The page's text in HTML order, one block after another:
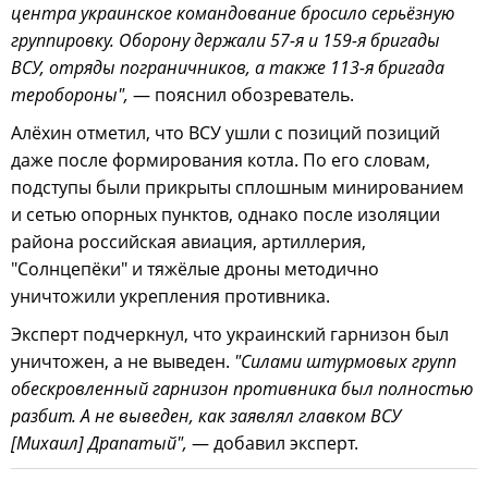
центра украинское командование бросило серьёзную
группировку. Оборону держали 57-я и 159-я бригады
ВСУ, отряды пограничников, а также 113-я бригада
теробороны", — пояснил обозреватель.
Алёхин отметил, что ВСУ ушли с позиций позиций
даже после формирования котла. По его словам,
подступы были прикрыты сплошным минированием
и сетью опорных пунктов, однако после изоляции
района российская авиация, артиллерия,
"Солнцепёки" и тяжёлые дроны методично
уничтожили укрепления противника.
Эксперт подчеркнул, что украинский гарнизон был
уничтожен, а не выведен. "Силами штурмовых групп
обескровленный гарнизон противника был полностью
разбит. А не выведен, как заявлял главком ВСУ
[Михаил] Драпатый", — добавил эксперт.